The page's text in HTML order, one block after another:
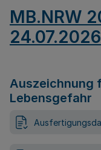
MB.NRW
24.07.2026
Auszeichnung
Lebensgefahr